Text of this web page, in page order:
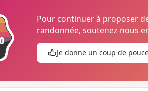
Pour continuer à proposer
randonnée, soutenez-nous
Je donne un coup de